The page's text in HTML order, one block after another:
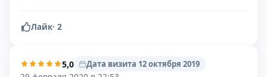
Лайк· 2
5,0
Дата визита 12 октября 2019